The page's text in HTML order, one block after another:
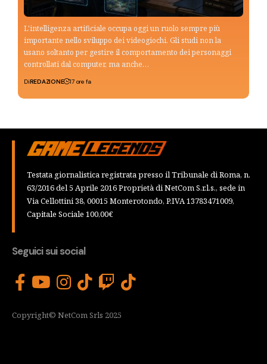
L'intelligenza artificiale occupa oggi un ruolo sempre più
importante nello sviluppo dei videogiochi. Gli studi non la
usano soltanto per gestire il comportamento dei personaggi
controllati dal computer, ma anche…
DiREDAZIONE 17 ore fa
Testata giornalistica registrata presso il Tribunale di Roma, n.
63/2016 del 5 Aprile 2016 Proprietà di NetCom S.r.l.s., sede in
Via Cellottini 38, 00015 Monterotondo, P.IVA 13783471009,
Capitale Sociale 100,00€
Seguici sui social
Copyright© NetCom Srls 2025